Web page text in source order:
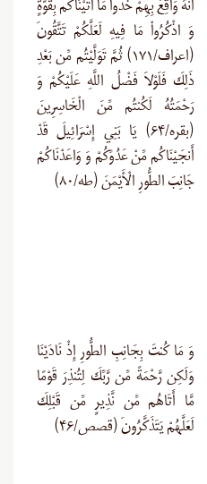
أَنَّهُ وَاقِعٌ بِهِمْ خُذُواْ مَا آتَيْنَاكُم بِقُوَّةٍ
وَ اذْكُرُواْ مَا فِيهِ لَعَلَّكُمْ تَتَّقُونَ
(اعراف/۱۷۱) ثُمَّ تَوَلَّيْتُم مِّن بَعْدِ
ذَلِكَ فَلَوْلاَ فَضْلُ اللَّهِ عَلَيْكُمْ وَ
رَحْمَتُهُ لَكُنتُم مِّنَ الْخَاسِرِينَ
(بقره/۶۴) يَا بَنِي إِسْرَائِيلَ قَدْ
أَنجَيْنَاكُم مِّنْ عَدُوِّكُمْ وَ وَاعَدْنَاكُمْ
جَانِبَ الطُّورِ الْأَيْمَنَ (طه/۸۰)
وَ مَا كُنتَ بِجَانِبِ الطُّورِ إِذْ نَادَيْنَا
وَلَكِن رَّحْمَةً مِّن رَّبِّكَ لِتُنذِرَ قَوْمًا
مَّا أَتَاهُم مِّن نَّذِيرٍ مِّن قَبْلِكَ
لَعَلَّهُمْ يَتَذَكَّرُونَ (قصص/۴۶)